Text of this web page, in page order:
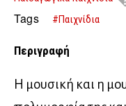
παιχνίδια με άξονα τα
Tags #Παιχνίδια
Περιγραφή
Η μουσική και η